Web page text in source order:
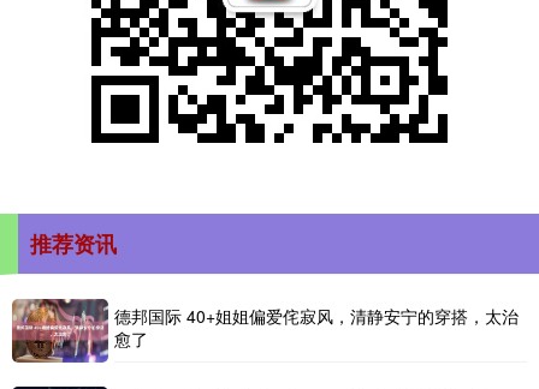
推荐资讯
德邦国际 40+姐姐偏爱侘寂风，清静安宁的穿搭，太治
愈了